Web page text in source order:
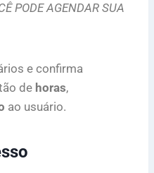
PODE AGENDAR SUA
e confirma
de horas,
ao usuário.